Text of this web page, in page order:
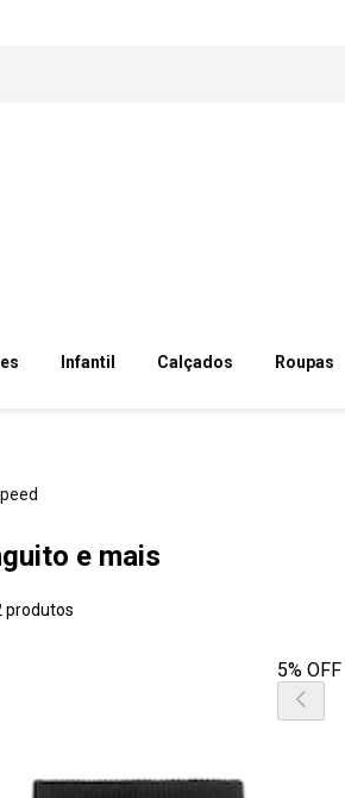
Infantil Calçados Roupas
e mais
produtos
5% OFF